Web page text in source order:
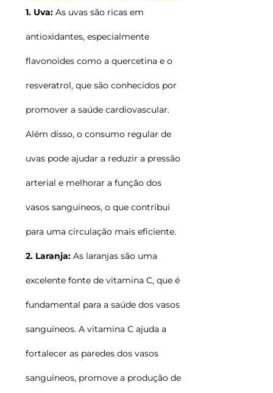
1. Uva: As uvas são ricas em
antioxidantes, especialmente
flavonoides como a quercetina e o
resveratrol, que são conhecidos por
promover a saúde cardiovascular.
Além disso, o consumo regular de
uvas pode ajudar a reduzir a pressão
arterial e melhorar a função dos
vasos sanguíneos, o que contribui
para uma circulação mais eficiente.
2. Laranja: As laranjas são uma
excelente fonte de vitamina C, que é
fundamental para a saúde dos vasos
sanguíneos. A vitamina C ajuda a
fortalecer as paredes dos vasos
sanguíneos, promove a produção de